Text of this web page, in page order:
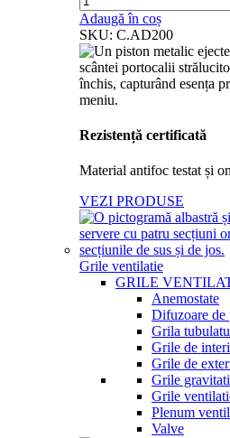
Adaugă în coș
SKU: C.AD200
Rezistență certificată
Material antifoc testat și
VEZI PRODUSE
Grile ventilatie
GRILE
Anemostate
Difuzoare de
Grila
Grile de
Grile de
Grile
Grile
Plenum
Valve